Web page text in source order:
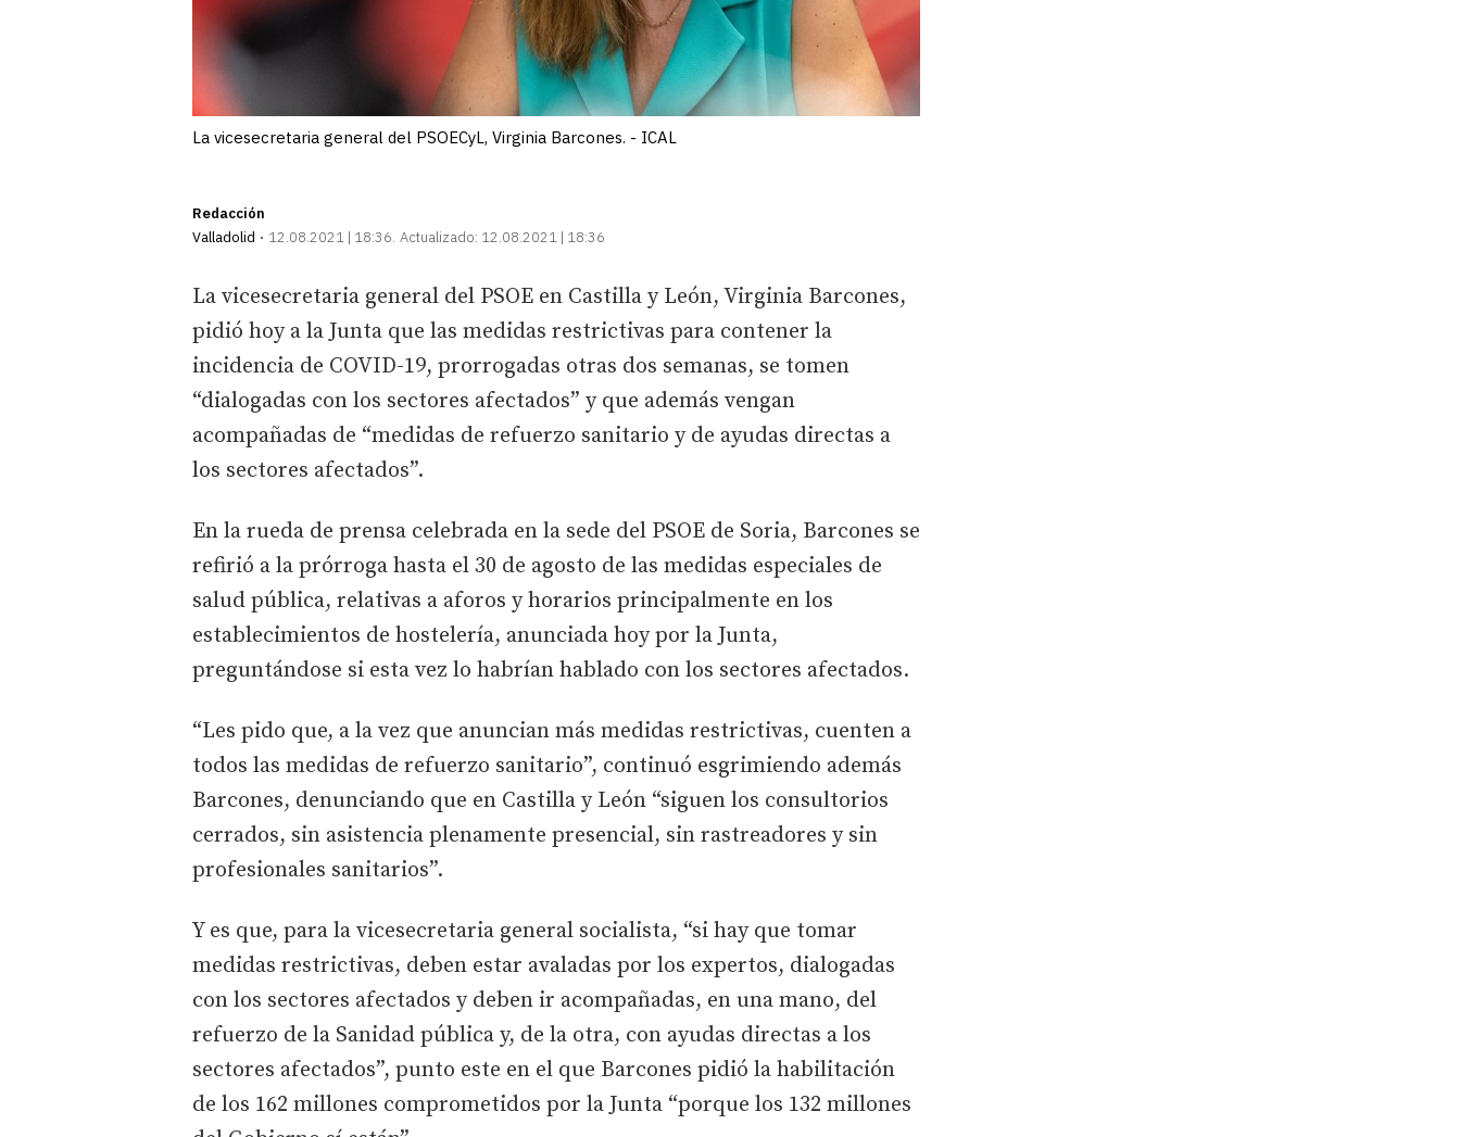
La vicesecretaria general del PSOECyL, Virginia Barcones. - ICAL
Redacción
Valladolid
12.08.2021 | 18:36 Actualizado: 12.08.2021 | 18:36
La vicesecretaria general del PSOE en Castilla y León, Virginia Barcones,
pidió hoy a la Junta que las medidas restrictivas para contener la
incidencia de COVID-19, prorrogadas otras dos semanas, se tomen
“dialogadas con los sectores afectados” y que además vengan
acompañadas de “medidas de refuerzo sanitario y de ayudas directas a
los sectores afectados”.
En la rueda de prensa celebrada en la sede del PSOE de Soria, Barcones se
refirió a la prórroga hasta el 30 de agosto de las medidas especiales de
salud pública, relativas a aforos y horarios principalmente en los
establecimientos de hostelería, anunciada hoy por la Junta,
preguntándose si esta vez lo habrían hablado con los sectores afectados.
“Les pido que, a la vez que anuncian más medidas restrictivas, cuenten a
todos las medidas de refuerzo sanitario”, continuó esgrimiendo además
Barcones, denunciando que en Castilla y León “siguen los consultorios
cerrados, sin asistencia plenamente presencial, sin rastreadores y sin
profesionales sanitarios”.
Y es que, para la vicesecretaria general socialista, “si hay que tomar
medidas restrictivas, deben estar avaladas por los expertos, dialogadas
con los sectores afectados y deben ir acompañadas, en una mano, del
refuerzo de la Sanidad pública y, de la otra, con ayudas directas a los
sectores afectados”, punto este en el que Barcones pidió la habilitación
de los 162 millones comprometidos por la Junta “porque los 132 millones